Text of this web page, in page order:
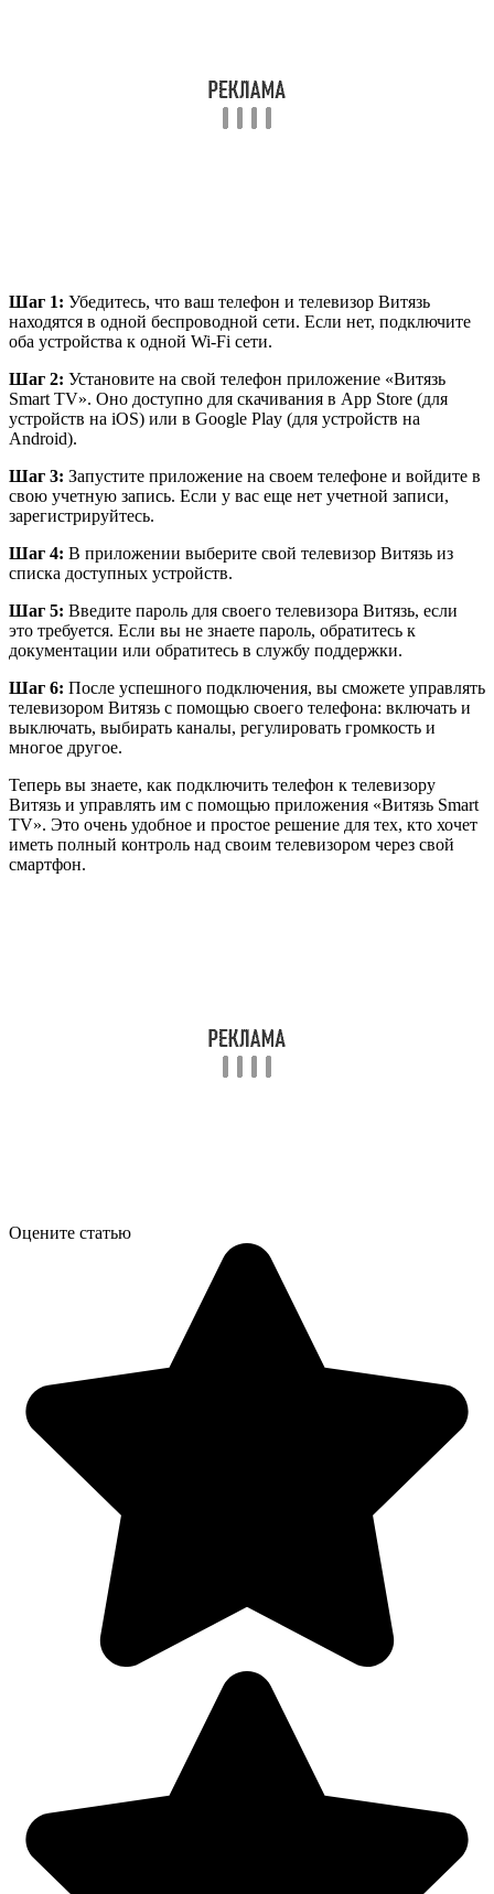
Шаг 1: Убедитесь, что ваш телефон и телевизор Витязь
находятся в одной беспроводной сети. Если нет, подключите
оба устройства к одной Wi-Fi сети.
Шаг 2: Установите на свой телефон приложение «Витязь
Smart TV». Оно доступно для скачивания в App Store (для
устройств на iOS) или в Google Play (для устройств на
Android).
Шаг 3: Запустите приложение на своем телефоне и войдите в
свою учетную запись. Если у вас еще нет учетной записи,
зарегистрируйтесь.
Шаг 4: В приложении выберите свой телевизор Витязь из
списка доступных устройств.
Шаг 5: Введите пароль для своего телевизора Витязь, если
это требуется. Если вы не знаете пароль, обратитесь к
документации или обратитесь в службу поддержки.
Шаг 6: После успешного подключения, вы сможете управлять
телевизором Витязь с помощью своего телефона: включать и
выключать, выбирать каналы, регулировать громкость и
многое другое.
Теперь вы знаете, как подключить телефон к телевизору
Витязь и управлять им с помощью приложения «Витязь Smart
TV». Это очень удобное и простое решение для тех, кто хочет
иметь полный контроль над своим телевизором через свой
смартфон.
Оцените статью